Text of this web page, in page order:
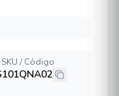
SKU / Código